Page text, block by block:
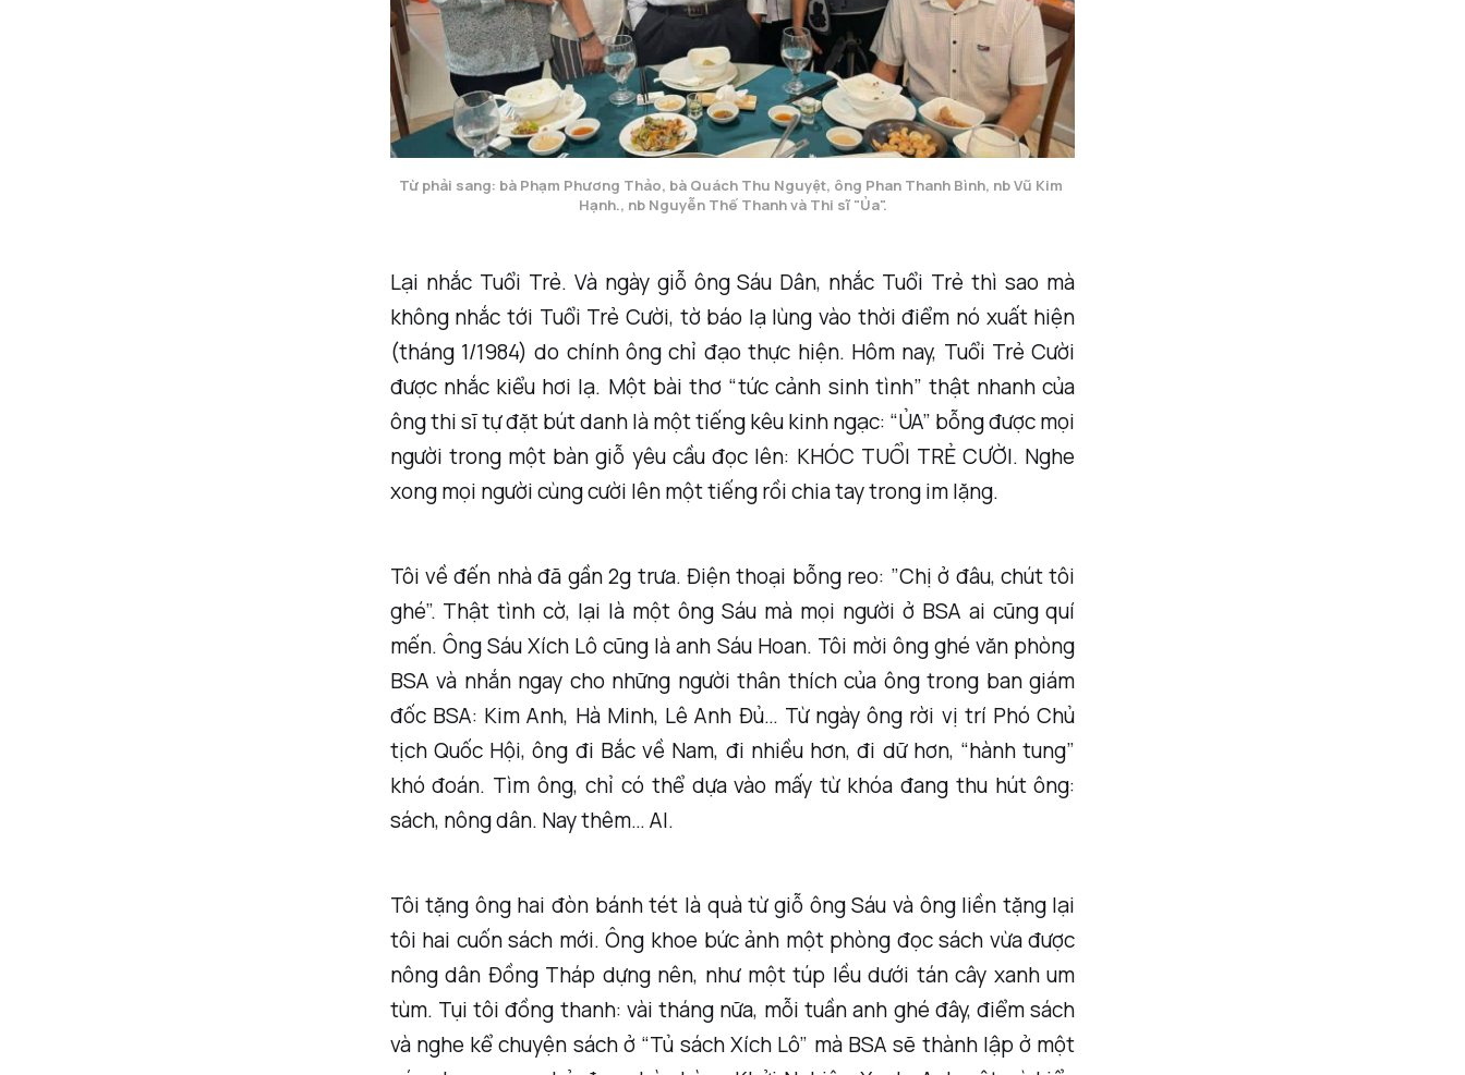
Từ phải sang: bà Phạm Phương Thảo, bà Quách Thu Nguyệt, ông Phan Thanh Bình, nb Vũ Kim
Hạnh., nb Nguyễn Thế Thanh và Thi sĩ "Ủa".
Lại nhắc Tuổi Trẻ. Và ngày giỗ ông Sáu Dân, nhắc Tuổi Trẻ thì sao mà
không nhắc tới Tuổi Trẻ Cười, tờ báo lạ lùng vào thời điểm nó xuất hiện
(tháng 1/1984) do chính ông chỉ đạo thực hiện. Hôm nay, Tuổi Trẻ Cười
được nhắc kiểu hơi lạ. Một bài thơ “tức cảnh sinh tình” thật nhanh của
ông thi sĩ tự đặt bút danh là một tiếng kêu kinh ngạc: “ỦA” bỗng được mọi
người trong một bàn giỗ yêu cầu đọc lên: KHÓC TUỔI TRẺ CƯỜI. Nghe
xong mọi người cùng cười lên một tiếng rồi chia tay trong im lặng.
Tôi về đến nhà đã gần 2g trưa. Điện thoại bỗng reo: ”Chị ở đâu, chút tôi
ghé”. Thật tình cờ, lại là một ông Sáu mà mọi người ở BSA ai cũng quí
mến. Ông Sáu Xích Lô cũng là anh Sáu Hoan. Tôi mời ông ghé văn phòng
BSA và nhắn ngay cho những người thân thích của ông trong ban giám
đốc BSA: Kim Anh, Hà Minh, Lê Anh Đủ… Từ ngày ông rời vị trí Phó Chủ
tịch Quốc Hội, ông đi Bắc về Nam, đi nhiều hơn, đi dữ hơn, “hành tung”
khó đoán. Tìm ông, chỉ có thể dựa vào mấy từ khóa đang thu hút ông:
sách, nông dân. Nay thêm… AI.
Tôi tặng ông hai đòn bánh tét là quà từ giỗ ông Sáu và ông liền tặng lại
tôi hai cuốn sách mới. Ông khoe bức ảnh một phòng đọc sách vừa được
nông dân Đồng Tháp dựng nên, như một túp lều dưới tán cây xanh um
tùm. Tụi tôi đồng thanh: vài tháng nữa, mỗi tuần anh ghé đây, điểm sách
và nghe kể chuyện sách ở “Tủ sách Xích Lô” mà BSA sẽ thành lập ở một